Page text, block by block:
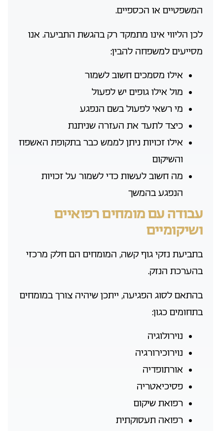
המשפטיים או הכספיים.
לכן הליווי אינו מתמקד רק בהגשת התביעה. אנו
מסייעים למשפחה להבין:
אילו מסמכים חשוב לשמור
מול אילו גופים יש לפעול
מי רשאי לפעול בשם הנפגע
כיצד לתעד את העזרה שניתנת
אילו זכויות ניתן לממש כבר בתקופת האשפוז
והשיקום
מה חשוב לעשות כדי לשמור על זכויות
הנפגע בהמשך
עבודה עם מומחים רפואיים
ושיקומיים
בתביעת נזקי גוף קשה, המומחים הם חלק מרכזי
בהערכת הנזק.
בהתאם לסוג הפגיעה, ייתכן שיהיה צורך במומחים
בתחומים כגון:
נוירולוגיה
נוירוכירורגיה
אורתופדיה
פסיכיאטריה
רפואת שיקום
רפואה תעסוקתית